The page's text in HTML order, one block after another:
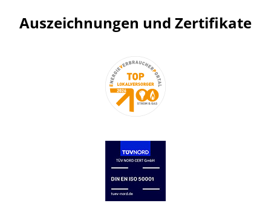
Auszeichnungen und Zertifikate